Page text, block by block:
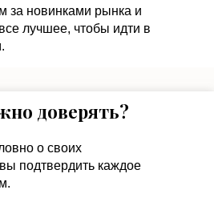
за новинками рынка и
лучшее, чтобы идти в
доверять?
о своих
подтвердить каждое